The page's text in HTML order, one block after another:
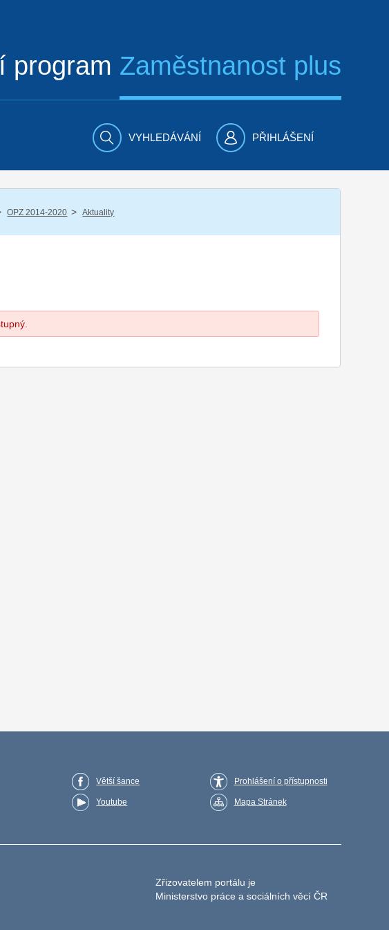
program Zaměstnanost plus
VYHLEDÁVÁNÍ PŘIHLÁŠENÍ
OPZ 2014-2020 / Aktuality
Větší šance
Youtube
Prohlášení o přístupnosti
Mapa Stránek
Zřizovatelem portálu je
Ministerstvo práce a sociálních věcí ČR